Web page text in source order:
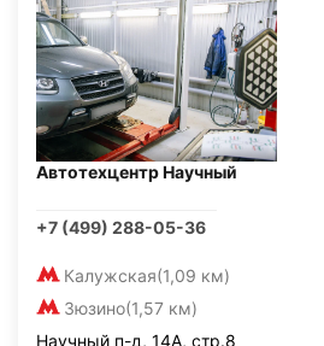
Автотехцентр Научный
+7 (499) 288-05-36
Калужская(1,09 км)
Зюзино(1,57 км)
Научный п-д, 14А, стр.8